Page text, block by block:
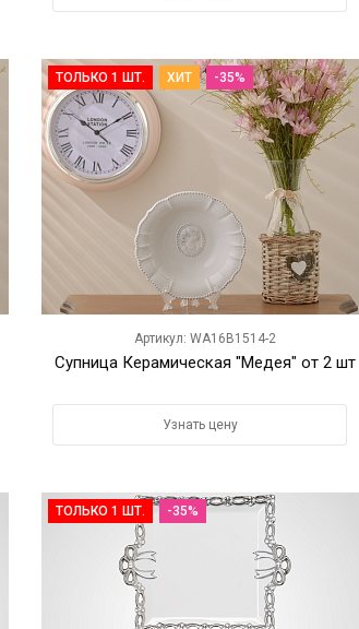
ТОЛЬКО 1 ШТ. ХИТ -35%
Артикул: WA16B1514-2
Супница Керамическая "Медея" от 2 шт
Узнать цену
ТОЛЬКО 1 ШТ. -35%